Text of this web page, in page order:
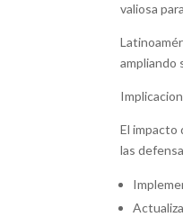
valiosa
ampliando
El impacto
las